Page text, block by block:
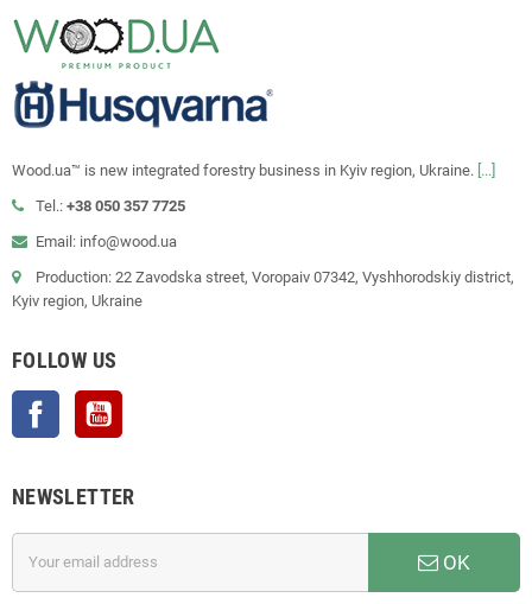
Wood.ua™ is new integrated forestry business in Kyiv region, Ukraine. [...]
Tel.: +38 050 357 7725
Email: info@wood.ua
Production: 22 Zavodska street, Voropaiv 07342, Vyshhorodskiy district,
Kyiv region, Ukraine
FOLLOW US
Facebook
NEWSLETTER
OK